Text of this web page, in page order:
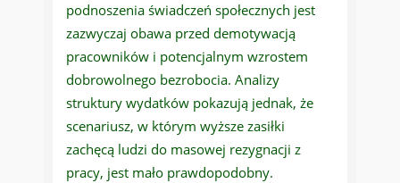
podnoszenia świadczeń społecznych jest
zazwyczaj obawa przed demotywacją
pracowników i potencjalnym wzrostem
dobrowolnego bezrobocia. Analizy
struktury wydatków pokazują jednak, że
scenariusz, w którym wyższe zasiłki
zachęcą ludzi do masowej rezygnacji z
pracy, jest mało prawdopodobny.